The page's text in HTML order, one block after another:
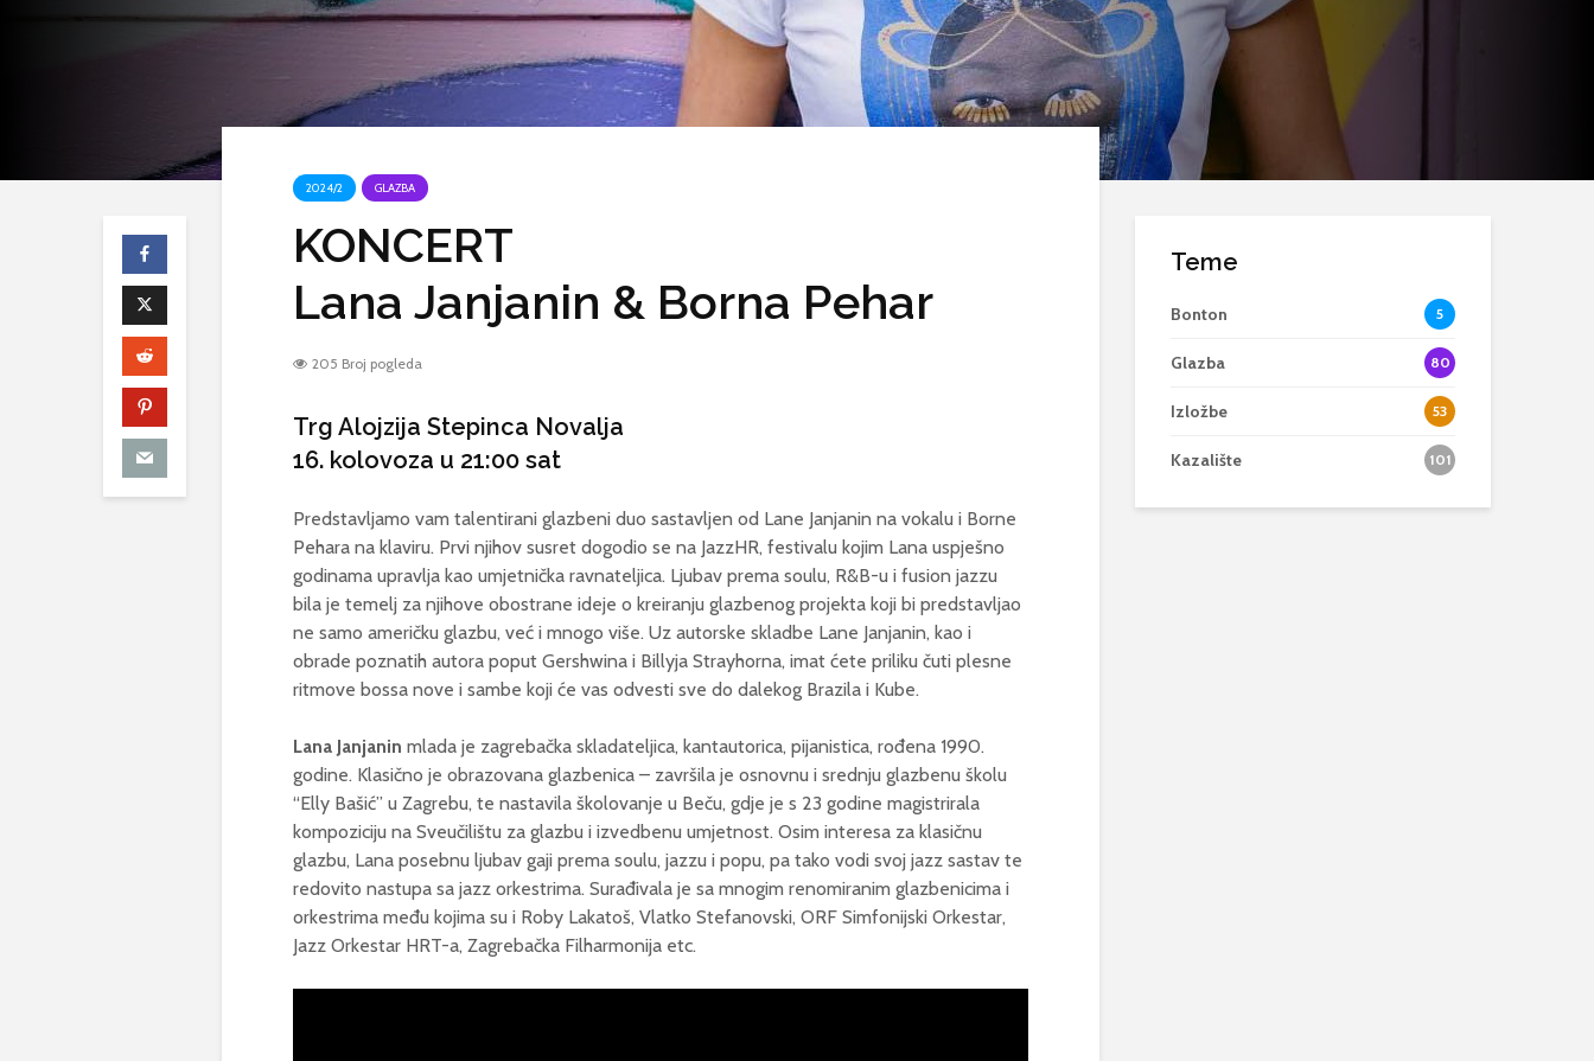
2024/2 GLAZBA
KONCERT
Lana Janjanin & Borna Pehar
205 Broj pogleda
Trg Alojzija Stepinca Novalja
16. kolovoza u 21:00 sat
Predstavljamo vam talentirani glazbeni duo sastavljen od Lane Janjanin na vokalu i Borne
Pehara na klaviru. Prvi njihov susret dogodio se na JazzHR, festivalu kojim Lana uspješno
godinama upravlja kao umjetnička ravnateljica. Ljubav prema soulu, R&B-u i fusion jazzu
bila je temelj za njihove obostrane ideje o kreiranju glazbenog projekta koji bi predstavljao
ne samo američku glazbu, već i mnogo više. Uz autorske skladbe Lane Janjanin, kao i
obrade poznatih autora poput Gershwina i Billyja Strayhorna, imat ćete priliku čuti plesne
ritmove bossa nove i sambe koji će vas odvesti sve do dalekog Brazila i Kube.
Lana Janjanin mlada je zagrebačka skladateljica, kantautorica, pijanistica, rođena 1990.
godine. Klasično je obrazovana glazbenica – završila je osnovnu i srednju glazbenu školu
“Elly Bašić” u Zagrebu, te nastavila školovanje u Beču, gdje je s 23 godine magistrirala
kompoziciju na Sveučilištu za glazbu i izvedbenu umjetnost. Osim interesa za klasičnu
glazbu, Lana posebnu ljubav gaji prema soulu, jazzu i popu, pa tako vodi svoj jazz sastav te
redovito nastupa sa jazz orkestrima. Surađivala je sa mnogim renomiranim glazbenicima i
orkestrima među kojima su i Roby Lakatoš, Vlatko Stefanovski, ORF Simfonijski Orkestar,
Jazz Orkestar HRT-a, Zagrebačka Filharmonija etc.
Teme
Bonton 5
Glazba 80
Izložbe 53
Kazalište 101